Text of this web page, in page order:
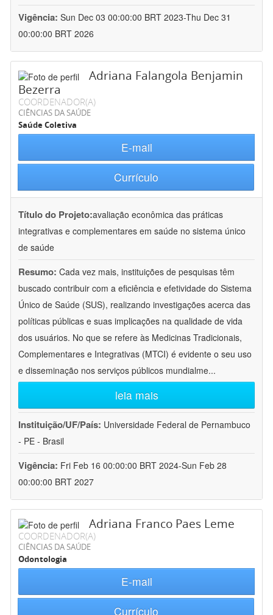
Vigência: Sun Dec 03 00:00:00 BRT 2023-Thu Dec 31
00:00:00 BRT 2026
Adriana Falangola Benjamin
Bezerra
COORDENADOR(A)
CIÊNCIAS DA SAÚDE
Saúde Coletiva
E-mail
Currículo
Título do Projeto:avaliação econômica das práticas
integrativas e complementares em saúde no sistema único
de saúde
Resumo: Cada vez mais, instituições de pesquisas têm
buscado contribuir com a eficiência e efetividade do Sistema
Único de Saúde (SUS), realizando investigações acerca das
políticas públicas e suas implicações na qualidade de vida
dos usuários. No que se refere às Medicinas Tradicionais,
Complementares e Integrativas (MTCI) é evidente o seu uso
e disseminação nos serviços públicos mundialme...
leia mais
Instituição/UF/País: Universidade Federal de Pernambuco
- PE - Brasil
Vigência: Fri Feb 16 00:00:00 BRT 2024-Sun Feb 28
00:00:00 BRT 2027
Adriana Franco Paes Leme
COORDENADOR(A)
CIÊNCIAS DA SAÚDE
Odontologia
E-mail
Currículo